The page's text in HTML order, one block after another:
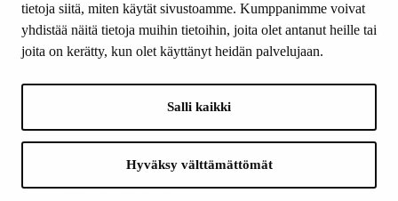
tietoja siitä, miten käytät sivustoamme. Kumppanimme voivat
yhdistää näitä tietoja muihin tietoihin, joita olet antanut heille tai
joita on kerätty, kun olet käyttänyt heidän palvelujaan.
Salli kaikki
Hyväksy välttämättömät
Facebook
Instagram
LinkedIn
Suomen Kulttuurirahasto: